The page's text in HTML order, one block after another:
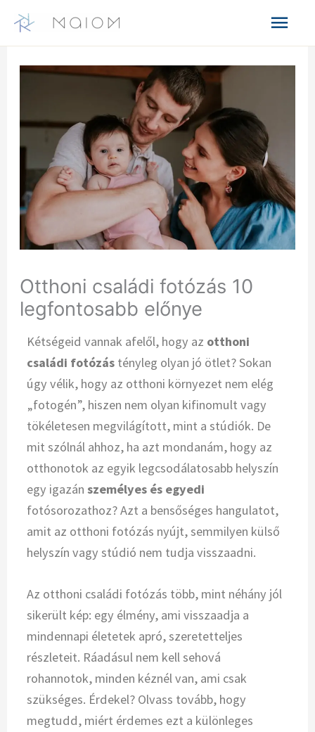
Otthoni családi fotózás 10
legfontosabb előnye
Kétségeid vannak afelől, hogy az otthoni
családi fotózás tényleg olyan jó ötlet? Sokan
úgy vélik, hogy az otthoni környezet nem elég
„fotogén”, hiszen nem olyan kifinomult vagy
tökéletesen megvilágított, mint a stúdiók. De
mit szólnál ahhoz, ha azt mondanám, hogy az
otthonotok az egyik legcsodálatosabb helyszín
egy igazánszemélyes és egyedi
fotósorozathoz? Azt a bensőséges hangulatot,
amit az otthoni fotózás nyújt, semmilyen külső
helyszín vagy stúdió nem tudja visszaadni.
Az otthoni családi fotózás több, mint néhány jól
sikerült kép: egy élmény, ami visszaadja a
mindennapi életetek apró, szeretetteljes
részleteit. Ráadásul nem kell sehová
rohannotok, minden kéznél van, ami csak
szükséges. Érdekel? Olvass tovább, hogy
megtudd, miért érdemes ezt a különleges